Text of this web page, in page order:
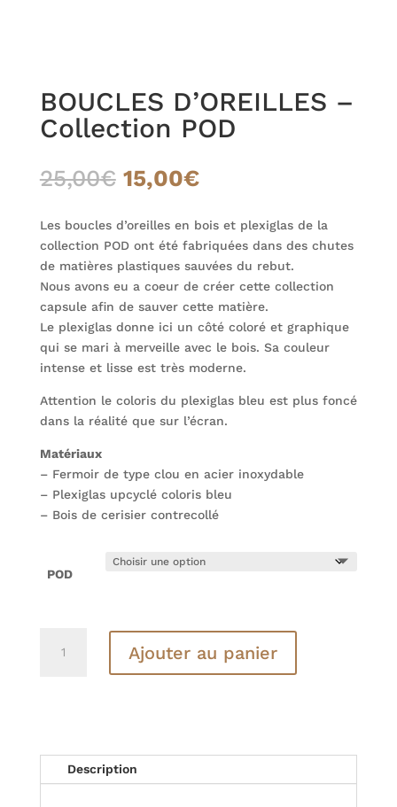
BOUCLES D’OREILLES –
Collection POD
25,00€ Le
prix
initial
était :
25,00€.
15,00€Le
actuel
est :
15,00€.
Les boucles d’oreilles en bois et plexiglas de la
collection POD ont été fabriquées dans des chutes
de matières plastiques sauvées du rebut.
Nous avons eu a coeur de créer cette collection
capsule afin de sauver cette matière.
Le plexiglas donne ici un côté coloré et graphique
qui se mari à merveille avec le bois. Sa couleur
intense et lisse est très moderne.
Attention le coloris du plexiglas bleu est plus foncé
dans la réalité que sur l’écran.
Matériaux
– Fermoir de type clou en acier inoxydable
– Plexiglas upcyclé coloris bleu
– Bois de cerisier contrecollé
POD
POD
Ajouter au panier
Description